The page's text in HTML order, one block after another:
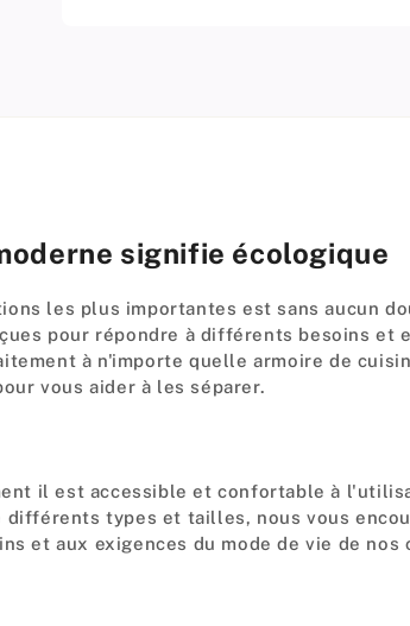
signifie écologique
les plus importantes est sans aucun
pour répondre à différents besoins et
à n'importe quelle armoire de
vous aider à les séparer.
il est accessible et confortable à
types et tailles, nous vous
et aux exigences du mode de vie de nos